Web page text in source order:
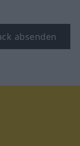
absenden